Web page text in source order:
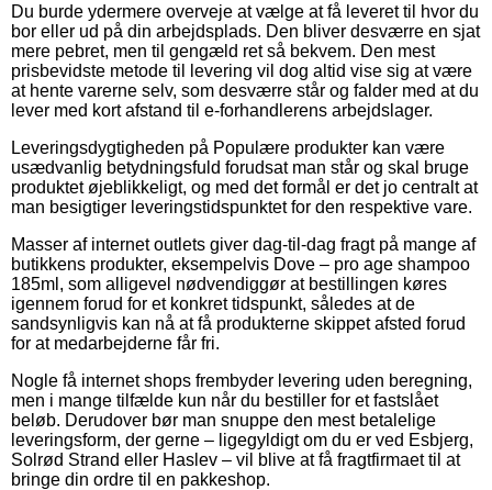
Du burde ydermere overveje at vælge at få leveret til hvor du
bor eller ud på din arbejdsplads. Den bliver desværre en sjat
mere pebret, men til gengæld ret så bekvem. Den mest
prisbevidste metode til levering vil dog altid vise sig at være
at hente varerne selv, som desværre står og falder med at du
lever med kort afstand til e-forhandlerens arbejdslager.
Leveringsdygtigheden på Populære produkter kan være
usædvanlig betydningsfuld forudsat man står og skal bruge
produktet øjeblikkeligt, og med det formål er det jo centralt at
man besigtiger leveringstidspunktet for den respektive vare.
Masser af internet outlets giver dag-til-dag fragt på mange af
butikkens produkter, eksempelvis Dove – pro age shampoo
185ml, som alligevel nødvendiggør at bestillingen køres
igennem forud for et konkret tidspunkt, således at de
sandsynligvis kan nå at få produkterne skippet afsted forud
for at medarbejderne får fri.
Nogle få internet shops frembyder levering uden beregning,
men i mange tilfælde kun når du bestiller for et fastslået
beløb. Derudover bør man snuppe den mest betalelige
leveringsform, der gerne – ligegyldigt om du er ved Esbjerg,
Solrød Strand eller Haslev – vil blive at få fragtfirmaet til at
bringe din ordre til en pakkeshop.